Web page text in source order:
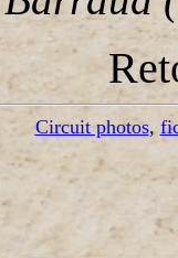
Circuit photos,